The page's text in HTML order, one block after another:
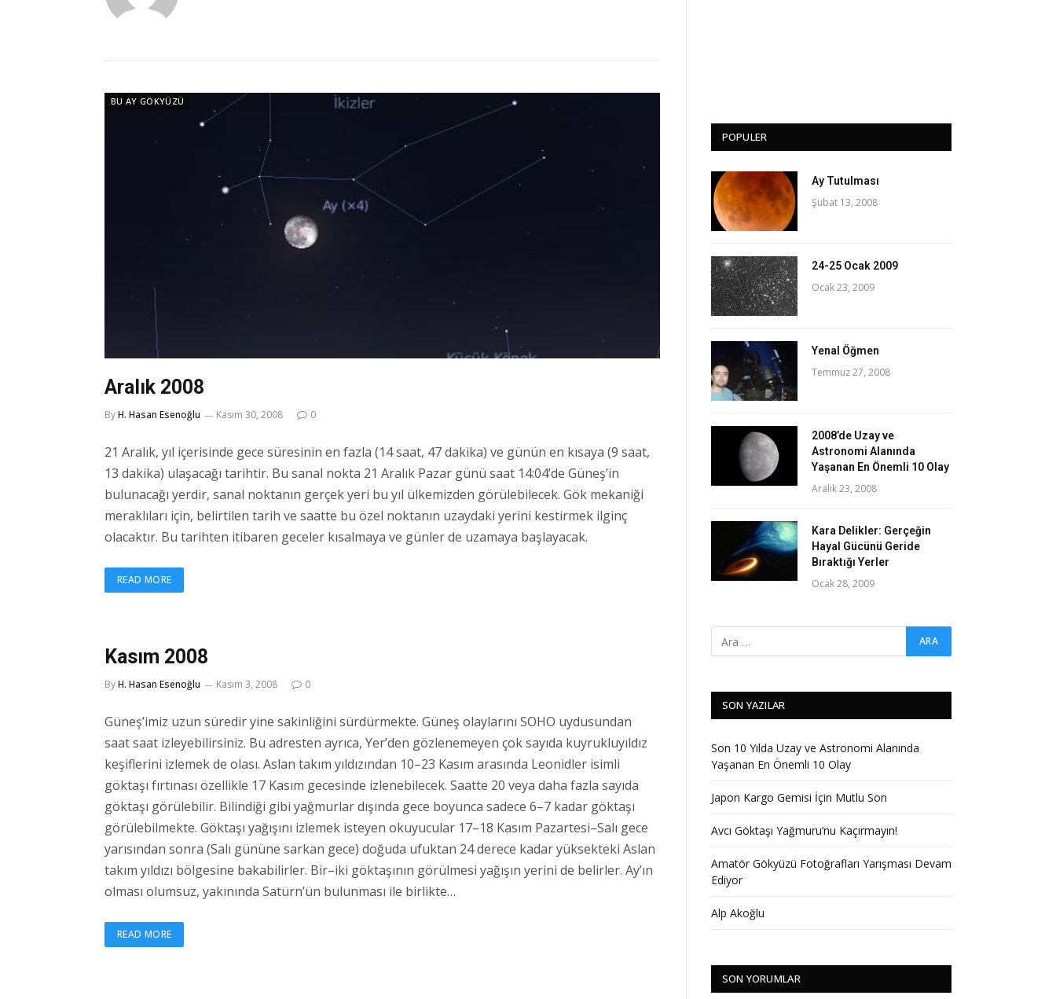
BU AY GÖKYÜZÜ
Aralık 2008
ByH. Hasan Esenoğlu Kasım 30, 2008 0
21 Aralık, yıl içerisinde gece süresinin en fazla (14 saat, 47 dakika) ve günün en kısaya (9 saat,
13 dakika) ulaşacağı tarihtir. Bu sanal nokta 21 Aralık Pazar günü saat 14:04’de Güneş’in
bulunacağı yerdir, sanal noktanın gerçek yeri bu yıl ülkemizden görülebilecek. Gök mekaniği
meraklıları için, belirtilen tarih ve saatte bu özel noktanın uzaydaki yerini kestirmek ilginç
olacaktır. Bu tarihten itibaren geceler kısalmaya ve günler de uzamaya başlayacak.
READ MORE
Kasım 2008
ByH. Hasan Esenoğlu Kasım 3, 2008 0
Güneş’imiz uzun süredir yine sakinliğini sürdürmekte. Güneş olaylarını SOHO uydusundan
saat saat izleyebilirsiniz. Bu adresten ayrıca, Yer’den gözlenemeyen çok sayıda kuyrukluyıldız
keşiflerini izlemek de olası. Aslan takım yıldızından 10–23 Kasım arasında Leonidler isimli
göktaşı fırtınası özellikle 17 Kasım gecesinde izlenebilecek. Saatte 20 veya daha fazla sayıda
göktaşı görülebilir. Bilindiği gibi yağmurlar dışında gece boyunca sadece 6–7 kadar göktaşı
görülebilmekte. Göktaşı yağışını izlemek isteyen okuyucular 17–18 Kasım Pazartesi–Salı gece
yarısından sonra (Salı gününe sarkan gece) doğuda ufuktan 24 derece kadar yüksekteki Aslan
takım yıldızı bölgesine bakabilirler. Bir–iki göktaşının görülmesi yağışın yerini de belirler. Ay’ın
olması olumsuz, yakınında Satürn’ün bulunması ile birlikte…
READ MORE
POPULER
Ay Tutulması
Şubat 13, 2008
24-25 Ocak 2009
Ocak 23, 2009
Yenal Öğmen
Temmuz 27, 2008
2008’de Uzay ve
Astronomi Alanında
Yaşanan En Önemli 10 Olay
Aralık 23, 2008
Kara Delikler: Gerçeğin
Hayal Gücünü Geride
Bıraktığı Yerler
Ocak 28, 2009
SON YAZILAR
Son 10 Yılda Uzay ve Astronomi Alanında
Yaşanan En Önemli 10 Olay
Japon Kargo Gemisi İçin Mutlu Son
Avcı Göktaşı Yağmuru’nu Kaçırmayın!
Amatör Gökyüzü Fotoğrafları Yarışması Devam
Ediyor
Alp Akoğlu
SON YORUMLAR